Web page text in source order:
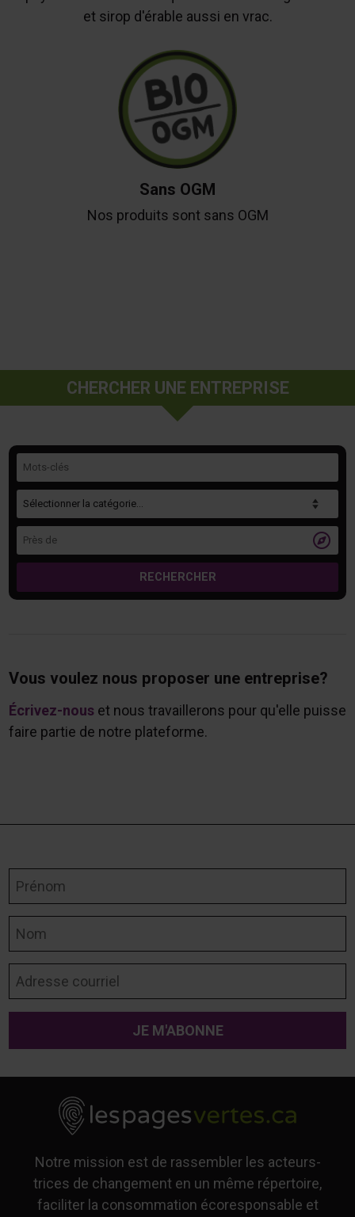
et sirop d'érable aussi en vrac.
Sans OGM
Nos produits sont sans OGM
CHERCHER UNE ENTREPRISE

RECHERCHER
Vous voulez nous proposer une entreprise?
Écrivez-nouset nous travaillerons pour qu'elle puisse
faire partie de notre plateforme.
Notre mission est de rassembler les acteurs-
trices de changement en un même répertoire,
faciliter la consommation écoresponsable et